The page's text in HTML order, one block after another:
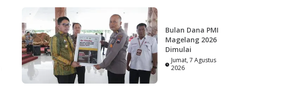
Bulan Dana PMI
Magelang 2026
Dimulai
Jumat, 7 Agustus
2026